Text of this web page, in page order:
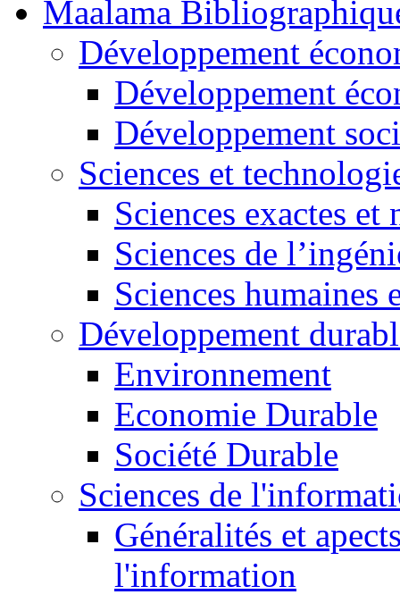
Maalama
Développement
Développement
Développement
Sciences et
Sciences exactes et
Sciences de
Sciences humaines
Développement
Environnement
Economie Durable
Société Durable
Sciences de
Généralités et
l'information